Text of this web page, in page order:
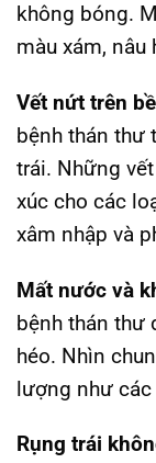
không bóng.
màu xám, nâu
Vết nứt trên
bệnh thán thư
trái. Những
xúc cho các
xâm nhập và
Mất nước và
bệnh thán thư
héo. Nhìn
lượng như các
Rụng trái